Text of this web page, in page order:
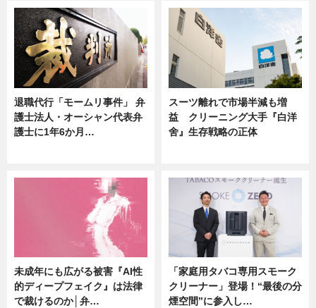
退職代行「モームリ事件」 弁
護士法人・オーシャン代表弁
護士に1年6か月…
スーツ離れで市場半減も増
益 クリーニング大手『白洋
舍』生存戦略の正体
未成年にも広がる被害『AI性
的ディープフェイク』は法律
で裁けるのか│弁…
「家庭用タバコ専用スモーク
クリーナー」登場！“最後の分
煙空間”に参入し…